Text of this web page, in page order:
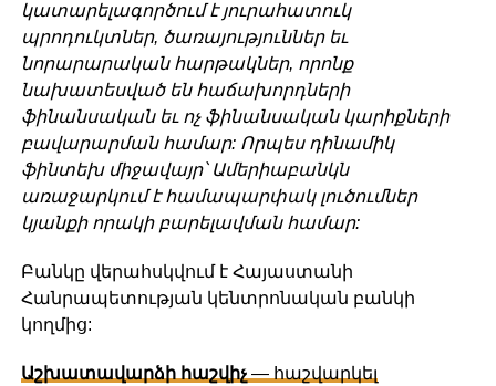
կատարելագործում է յուրահատուկ
պրոդուկտներ, ծառայություններ եւ
նորարարական հարթակներ, որոնք
նախատեսված են հաճախորդների
ֆինանսական եւ ոչ ֆինանսական կարիքների
բավարարման համար: Որպես դինամիկ
ֆինտեխ միջավայր՝ Ամերիաբանկն
առաջարկում է համապարփակ լուծումներ
կյանքի որակի բարելավման համար:
Բանկը վերահսկվում է Հայաստանի
Հանրապետության կենտրոնական բանկի
կողմից:
Աշխատավարձի հաշվիչ— հաշվարկել